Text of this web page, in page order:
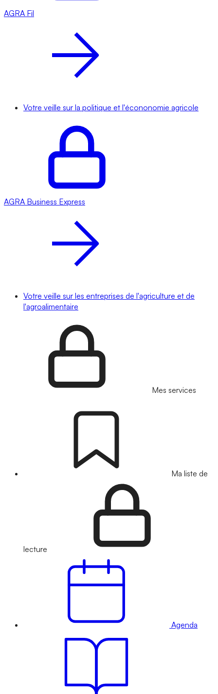
AGRA Fil
Votre veille sur la politique et l'écononomie agricole
AGRA Business Express
Votre veille sur les entreprises de l'agriculture et de
l'agroalimentaire
Mes services
Ma liste de
lecture
Agenda